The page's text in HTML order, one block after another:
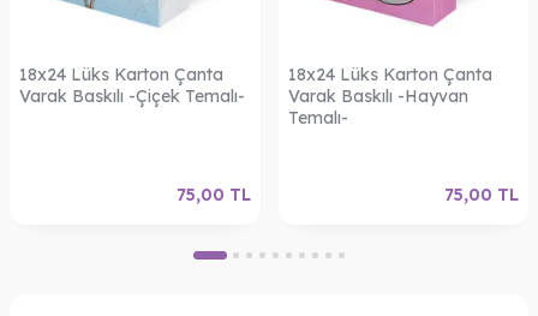
18x24 Lüks Karton Çanta
Varak Baskılı -Çiçek Temalı-
75,00 TL
18x24 Lüks Karton Çanta
Varak Baskılı -Hayvan
Temalı-
75,00 TL